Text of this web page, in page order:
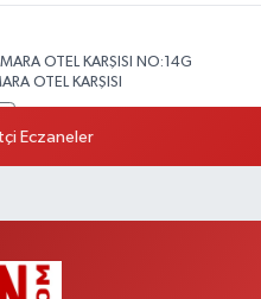
OTEL KARŞISI NO:14G
OTEL KARŞISI
Eczaneler